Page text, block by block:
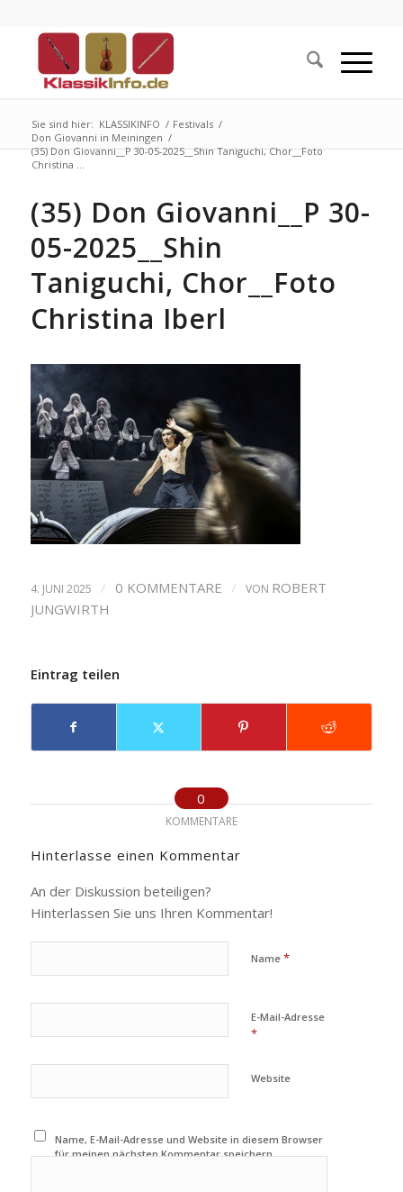
Sie sind hier: KLASSIKINFO / Festivals /
Don Giovanni in Meiningen /
(35) Don Giovanni__P 30-05-2025__Shin Taniguchi, Chor__Foto
Christina ...
(35) Don Giovanni__P 30-
05-2025__Shin
Taniguchi, Chor__Foto
Christina Iberl
4. JUNI 2025 / 0 KOMMENTARE / VON ROBERT
JUNGWIRTH
Eintrag teilen
0
KOMMENTARE
Hinterlasse einen Kommentar
An der Diskussion beteiligen?
Hinterlassen Sie uns Ihren Kommentar!
Name *
E-Mail-Adresse
*
Website
Name, E-Mail-Adresse und Website in diesem Browser
für meinen nächsten Kommentar speichern.